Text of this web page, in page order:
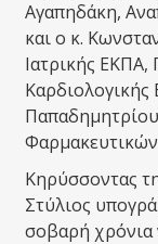
Αγαπηδάκη,
και ο κ.
Ιατρικής ΕΚΠΑ,
Καρδιολογικής
Κηρύσσοντας
Στύλιος
σοβαρή χρόνια